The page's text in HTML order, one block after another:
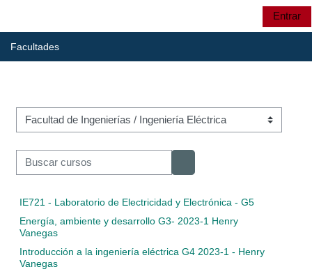
Selector de
UTP
CRIE
CRIE
Cursos:
Entrar
Facultades
Categorías
Buscar cursos
IE721 - Laboratorio de Electricidad y Electrónica - G5
Energía, ambiente y desarrollo G3- 2023-1 Henry
Vanegas
Introducción a la ingeniería eléctrica G4 2023-1 - Henry
Vanegas